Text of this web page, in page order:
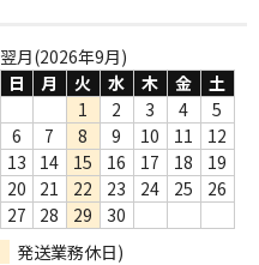
翌月(2026年9月)
日
月 火 水 木 金
土
1
2 3 4
5
6
7 8 9 10 11
12
13
14 15 16 17 18
19
20
21 22 23 24 25
26
27
28 29
30
発送業務休日)